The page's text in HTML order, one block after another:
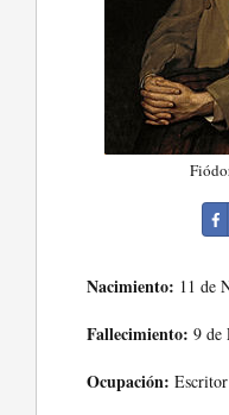
Nacimiento: 11 de
Fallecimiento: 9 de
Ocupación: Escritor